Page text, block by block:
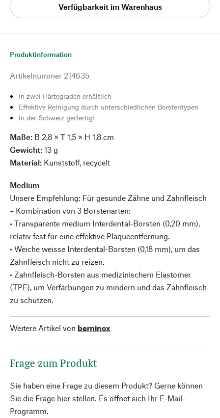
Verfügbarkeit im Warenhaus
Produktinformation
Artikelnummer 214635
In zwei Härtegraden erhältlich
Effektive Reinigung durch unterschiedlichen Borstentypen
In der Schweiz gerfertigt
Maße: B 2,8 × T 1,5 × H 1,8 cm
Gewicht: 13 g
Material: Kunststoff, recycelt
Medium
Unsere Empfehlung: Für gesunde Zähne und Zahnfleisch
– Kombination von 3 Borstenarten:
• Transparente medium Interdental-Borsten (0,20 mm),
relativ fest für eine effektive Plaqueentfernung.
• Weiche weisse Interdental-Borsten (0,18 mm), um das
Zahnfleisch nicht zu reizen.
• Zahnfleisch-Borsten aus medizinischem Elastomer
(TPE), um Verfärbungen zu mindern und das Zahnfleisch
zu schützen.
Weitere Artikel von berninox
Frage zum Produkt
Sie haben eine Frage zu diesem Produkt? Gerne können
Sie die Frage hier stellen. Es öffnet sich Ihr E-Mail-
Programm.